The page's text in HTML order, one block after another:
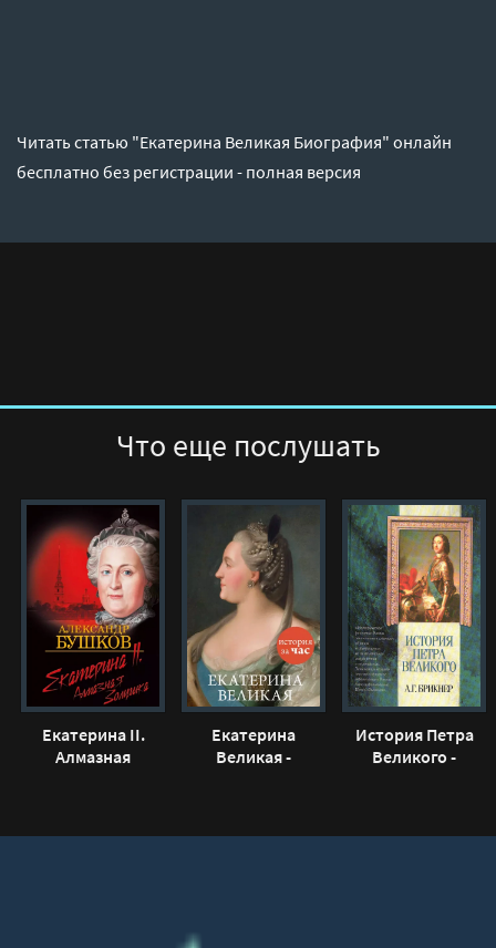
Читать статью "Екатерина Великая Биография" онлайн
бесплатно без регистрации - полная версия
Что еще послушать
Екатерина II.
Алмазная
Екатерина
Великая -
История Петра
Великого -